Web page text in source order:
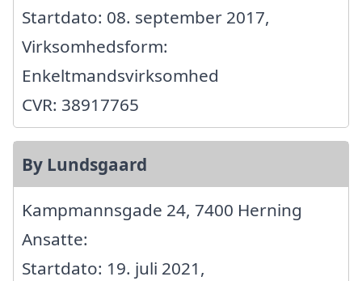
Startdato: 08. september 2017,
Virksomhedsform:
Enkeltmandsvirksomhed
CVR: 38917765
By Lundsgaard
Kampmannsgade 24, 7400 Herning
Ansatte:
Startdato: 19. juli 2021,